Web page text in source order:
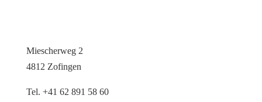
Miescherweg 2
4812 Zofingen
Tel. +41 62 891 58 60